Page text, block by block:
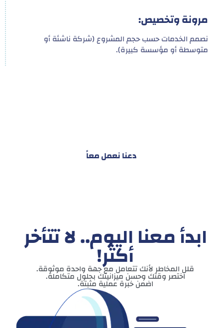
مرونة وتخصيص:
نصمم الخدمات حسب حجم المشروع (شركة ناشئة أو
متوسطة أو مؤسسة كبيرة).
دعنا نعمل معاً
ابدأ معنا اليوم.. لا تتأخر
أكثر!
قلل المخاطر لأنك تتعامل مع جهة واحدة موثوقة.
اختصر وقتك وحسن ميزانيتك بحلول متكاملة.
اضمن خبرة عملية مثبتة.